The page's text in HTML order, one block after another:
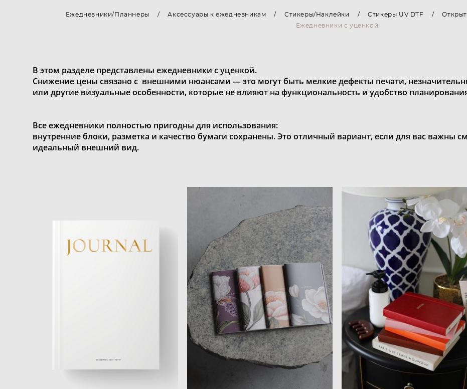
Ежедневники/Планнеры / Аксессуары к ежедневникам / Стикеры/Наклейки / Стикеры UV DTF /
Ежедневники с уценкой
В этом разделе представлены ежедневники с уценкой.
Снижение цены связано с внешними нюансами — это могут быть мелкие дефекты печати,
или другие визуальные особенности, которые не влияют на функциональность и удобство
Все ежедневники полностью пригодны для использования:
внутренние блоки, разметка и качество бумаги сохранены. Это отличный вариант, если для вас важны
идеальный внешний вид.